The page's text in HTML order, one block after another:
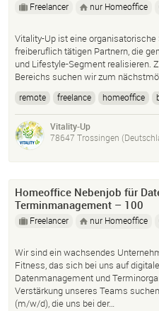
Freelancer nur Homeoffice
Vitality-Up ist eine
freiberuflich tätigen Partnern, die
und Lifestyle-Segment realisieren.
Bereichs suchen wir zum
remote freelance homeoffice
Gesundheitsmanagement
Lifestyle
Vertriebsunterstützung
Datenorganisation
Vitality-Up
78647 Trossingen
Homeoffice Nebenjob für
Terminmanagement – 100
Freelancer nur Homeoffice
Wir sind ein wachsendes
Fitness, das sich bei uns auf
Datenmanagement und
Verstärkung unseres Teams
(m/w/d), die uns bei der…